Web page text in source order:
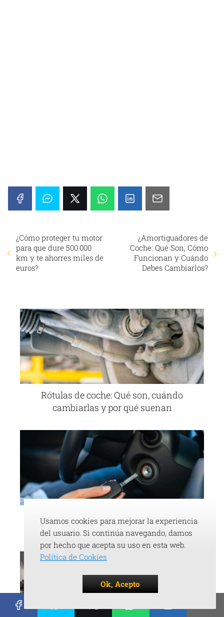
¿Cómo proteger tu motor
para que dure 500.000
km y te ahorres miles de
euros?
¿Amortiguadores de
Coche: Qué Son, Cómo
Funcionan y Cuándo
Debes Cambiarlos?
Rótulas de coche: Qué son, cuándo
cambiarlas y por qué suenan
¿Bombín de arranque averiado? Todo lo
que necesitas saber para repararlo
Usamos cookies para mejorar la experiencia
del usuario. Si continúa navegando, damos
por hecho que acepta su uso en esta web.
Política de Cookies
Ok, Acepto